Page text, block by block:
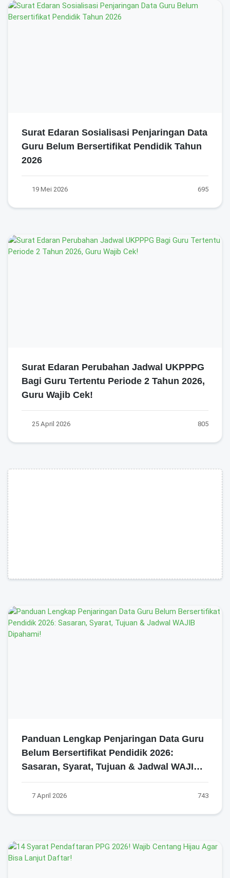
Surat Edaran Sosialisasi Penjaringan Data
Guru Belum Bersertifikat Pendidik Tahun
2026
19 Mei 2026 695
Surat Edaran Perubahan Jadwal UKPPPG
Bagi Guru Tertentu Periode 2 Tahun 2026,
Guru Wajib Cek!
25 April 2026 805
Panduan Lengkap Penjaringan Data Guru
Belum Bersertifikat Pendidik 2026:
Sasaran, Syarat, Tujuan & Jadwal WAJIB
Dipahami!
7 April 2026 743